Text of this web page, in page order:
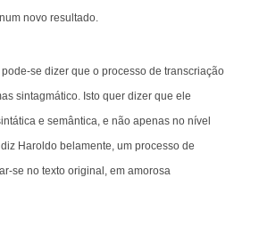
novo resultado.
se dizer que o processo de transcriação
sintagmático. Isto quer dizer que ele
e semântica, e não apenas no nível
Haroldo belamente, um processo de
se no texto original, em amorosa